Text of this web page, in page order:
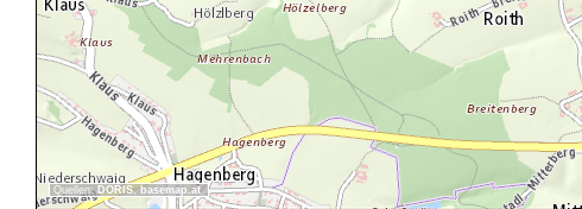
Quellen: DORIS,basemap.at